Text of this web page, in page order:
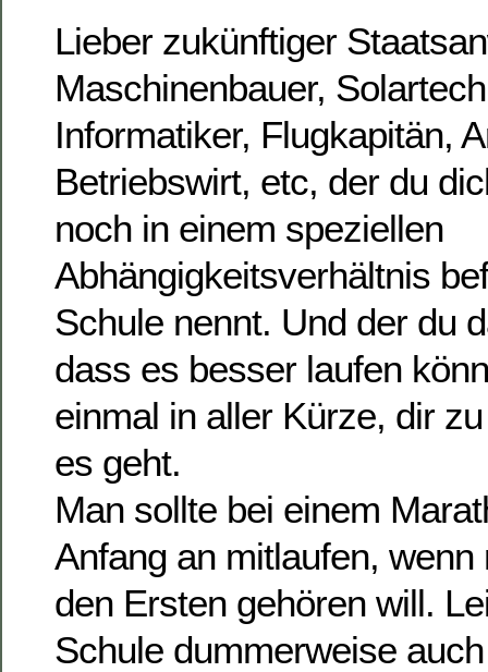
Lieber zukünftiger
Maschinenbauer,
Informatiker, Flugkapitän,
Betriebswirt, etc, der du
noch in einem speziellen
Abhängigkeitsverhältnis
Schule nennt. Und der du
dass es besser laufen
einmal in aller Kürze, dir
es geht.
Man sollte bei einem
Anfang an mitlaufen,
den Ersten gehören will.
Schule dummerweise